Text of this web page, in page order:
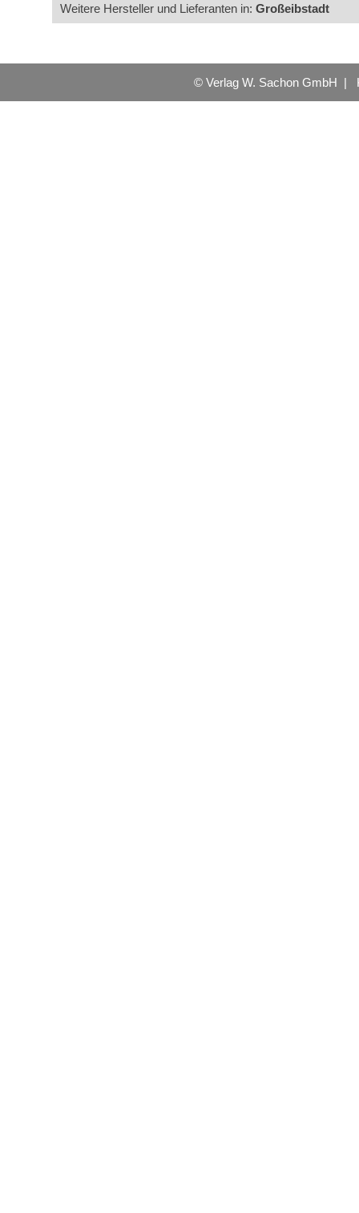
Weitere Hersteller und Lieferanten in: Großeibstadt
© Verlag W. Sachon GmbH |